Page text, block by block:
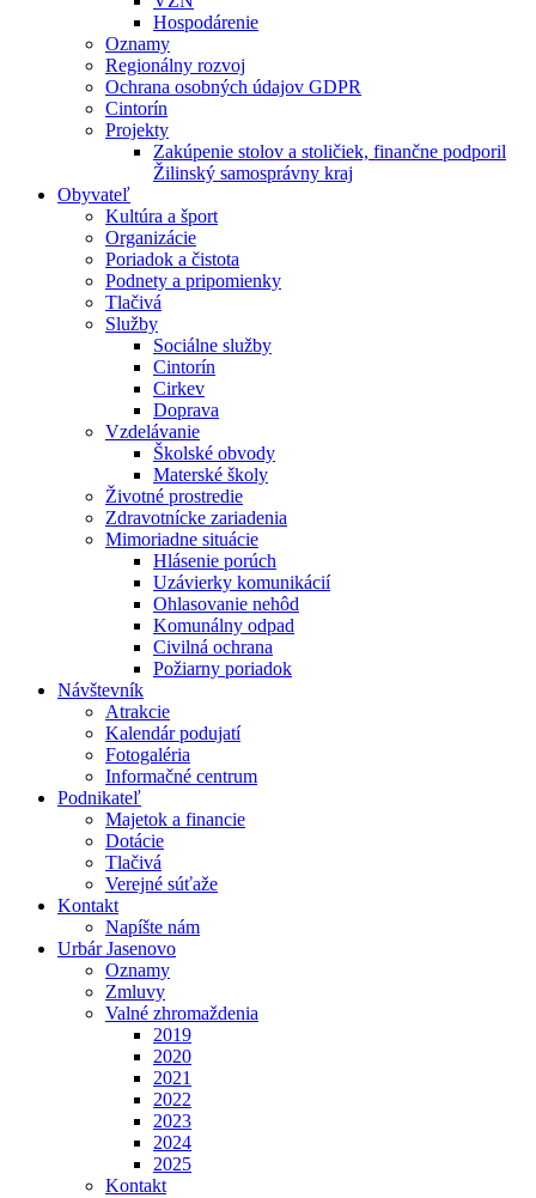
Hospodárenie
Oznamy
Regionálny rozvoj
Ochrana osobných údajov GDPR
Cintorín
Projekty
Zakúpenie stolov a stoličiek, finančne podporil
Žilinský samosprávny kraj
Obyvateľ
Kultúra a šport
Organizácie
Poriadok a čistota
Podnety a pripomienky
Tlačivá
Služby
Sociálne služby
Cintorín
Cirkev
Doprava
Vzdelávanie
Školské obvody
Materské školy
Životné prostredie
Zdravotnícke zariadenia
Mimoriadne situácie
Hlásenie porúch
Uzávierky komunikácií
Ohlasovanie nehôd
Komunálny odpad
Civilná ochrana
Požiarny poriadok
Návštevník
Atrakcie
Kalendár podujatí
Fotogaléria
Informačné centrum
Podnikateľ
Majetok a financie
Dotácie
Tlačivá
Verejné súťaže
Kontakt
Napíšte nám
Urbár Jasenovo
Oznamy
Zmluvy
Valné zhromaždenia
2019
2020
2021
2022
2023
2024
2025
Kontakt